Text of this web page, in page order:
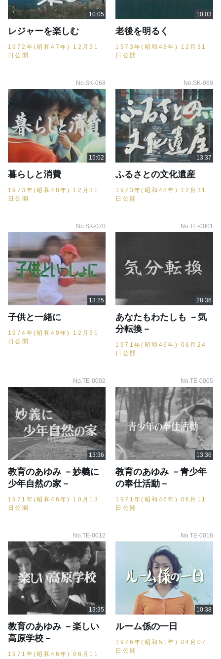
レジャーを楽しむ
1972年(昭和47年) 12月31
日公開
老後を明るく
1973年(昭和48年) 12月31
日公開
No.SK-068
暮らしと消費
1973年(昭和48年) 12月31
日公開
No.SK-069
ふるさとの文化遺産
1973年(昭和48年) 12月31
日公開
No.SK-070
子供と一緒に
1974年(昭和49年) 12月31
日公開
No.TE-0001
あなたもわたしも －気
分転換－
1971年(昭和46年) 06月24
日公開
No.TE-0002
教育のあゆみ －妙義に
少年自然の家－
1971年(昭和46年) 10月13
日公開
No.TE-0005
教育のあゆみ －青少年
の奉仕活動－
1971年(昭和46年) 06月11
日公開
No.TE-0012
教育のあゆみ －楽しい
高原学校－
1971年(昭和46年) 06月11
No.TE-0016
ルーム係の一日
1976年(昭和51年) 04月07
日公開